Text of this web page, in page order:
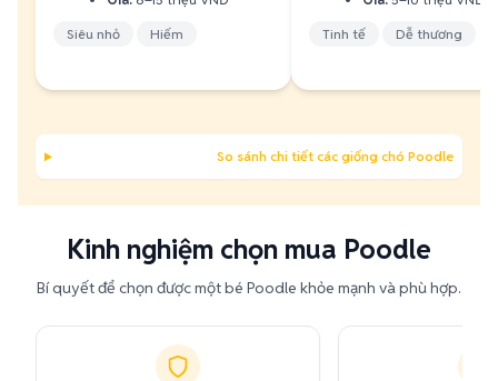
Siêu nhỏ Hiếm Tinh tế Dễ thương
So sánh chi tiết các giống chó Poodle
Kinh nghiệm chọn mua Poodle
Bí quyết để chọn được một bé Poodle khỏe mạnh và phù hợp.